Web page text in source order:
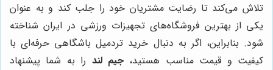
تلاش می‌کند تا رضایت مشتریان خود را جلب کند و به عنوان
یکی از بهترین فروشگاه‌های تجهیزات ورزشی در ایران شناخته
شود. بنابراین، اگر به دنبال خرید تردمیل باشگاهی حرفه‌ای با
کیفیت و قیمت مناسب هستید، جیم لند را به شما پیشنهاد